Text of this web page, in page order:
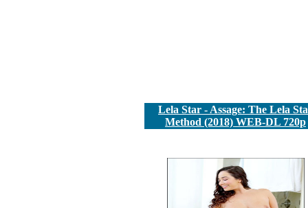
Lela Star - Assage: The Lela
Method (2018) WEB-DL 720p